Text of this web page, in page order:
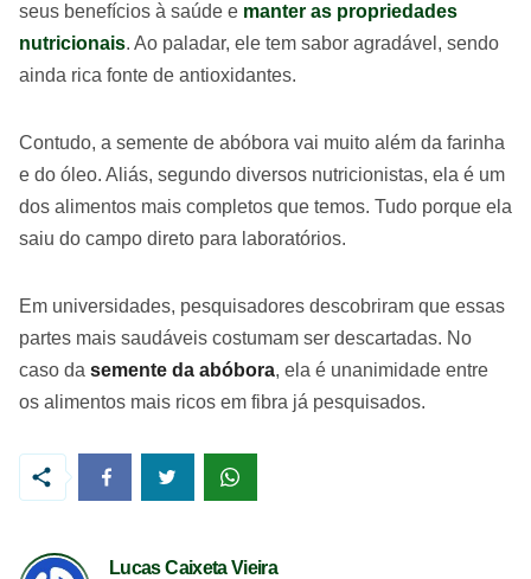
seus benefícios à saúde e manter as propriedades
nutricionais. Ao paladar, ele tem sabor agradável, sendo
ainda rica fonte de antioxidantes.
Contudo, a semente de abóbora vai muito além da farinha
e do óleo. Aliás, segundo diversos nutricionistas, ela é um
dos alimentos mais completos que temos. Tudo porque ela
saiu do campo direto para laboratórios.
Em universidades, pesquisadores descobriram que essas
partes mais saudáveis costumam ser descartadas. No
caso da semente da abóbora, ela é unanimidade entre
os alimentos mais ricos em fibra já pesquisados.
Lucas Caixeta Vieira